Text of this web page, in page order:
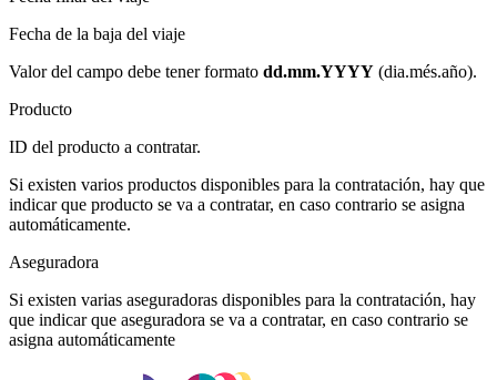
Fecha de la baja del viaje
Valor del campo debe tener formato dd.mm.YYYY (dia.més.año)​.
Producto
ID del producto a contratar.
Si existen varios productos disponibles para la contratación, hay que
indicar que producto se va a contratar, en caso contrario se asigna
automáticamente.
Aseguradora
Si existen varias aseguradoras disponibles para la contratación, hay
que indicar que aseguradora se va a contratar, en caso contrario se
asigna automáticamente